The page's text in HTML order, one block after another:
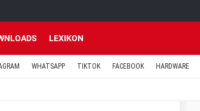
LEXIKON
WHATSAPP TIKTOK FACEBOOK HARDWARE